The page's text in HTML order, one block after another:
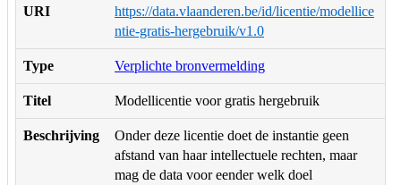
URI
https://data.vlaanderen.be/id/licentie/modellice
ntie-gratis-hergebruik/v1.0
Type Verplichte bronvermelding
Titel Modellicentie voor gratis hergebruik
Beschrijving
Onder deze licentie doet de instantie geen
afstand van haar intellectuele rechten, maar
mag de data voor eender welk doel